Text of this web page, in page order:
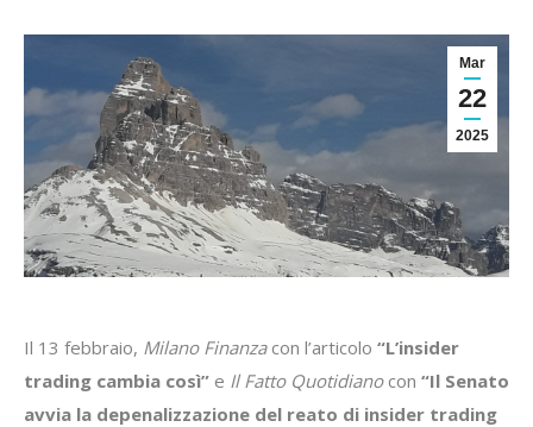
Mar
22
2025
Il 13 febbraio, Milano Finanzacon l’articolo “L’insider
trading cambia così” e Il Fatto Quotidianocon “Il Senato
avvia la depenalizzazione del reato di insider trading